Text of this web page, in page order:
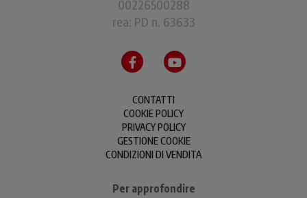
00226500288
rea: PD n. 63633
CONTATTI
COOKIE POLICY
PRIVACY POLICY
GESTIONE COOKIE
CONDIZIONI DI VENDITA
Per approfondire